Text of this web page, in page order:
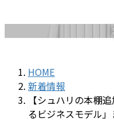
HOME
新着情報
【シュハリの本棚
るビジネスモデル